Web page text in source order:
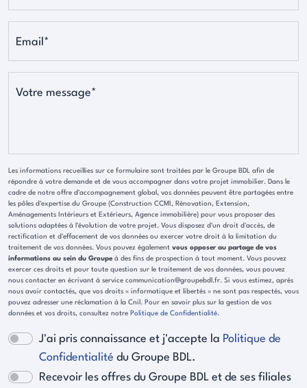
Email*
Votre message*
Les informations recueillies sur ce formulaire sont traitées par le Groupe BDL afin de
répondre à votre demande et de vous accompagner dans votre projet immobilier. Dans le
cadre de notre offre d'accompagnement global, vos données peuvent être partagées entre
les pôles d'expertise du Groupe (Construction CCMI, Rénovation, Extension,
Aménagements Intérieurs et Extérieurs, Agence immobilière) pour vous proposer des
solutions adaptées à l'évolution de votre projet. Vous disposez d'un droit d'accès, de
rectification et d'effacement de vos données ou exercer votre droit à la limitation du
traitement de vos données. Vous pouvez également vous opposer au partage de vos
informations au sein du Groupe à des fins de prospection à tout moment. Vous pouvez
exercer ces droits et pour toute question sur le traitement de vos données, vous pouvez
nous contacter en écrivant à service communication@groupebdl.fr. Si vous estimez, après
nous avoir contactés, que vos droits « informatique et libertés » ne sont pas respectés, vous
pouvez adresser une réclamation à la Cnil. Pour en savoir plus sur la gestion de vos
données et vos droits, consultez notre Politique de Confidentialité.
J'ai pris connaissance et j'accepte la Politique de
Confidentialité du Groupe BDL.
Recevoir les offres du Groupe BDL et de ses filiales